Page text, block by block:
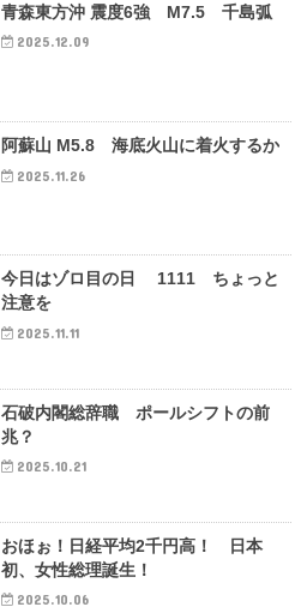
青森東方沖 震度6強 M7.5 千島弧
2025.12.09
阿蘇山 M5.8 海底火山に着火するか
2025.11.26
今日はゾロ目の日 1111 ちょっと
注意を
2025.11.11
石破内閣総辞職 ポールシフトの前
兆？
2025.10.21
おほぉ！日経平均2千円高！ 日本
初、女性総理誕生！
2025.10.06